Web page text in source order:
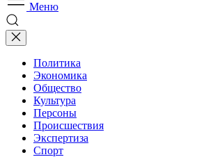
Меню
Политика
Экономика
Общество
Культура
Персоны
Происшествия
Экспертиза
Спорт